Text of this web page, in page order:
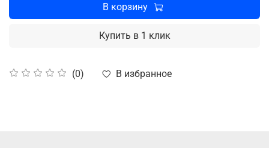
(0) В избранное
В корзину
Купить в 1 клик